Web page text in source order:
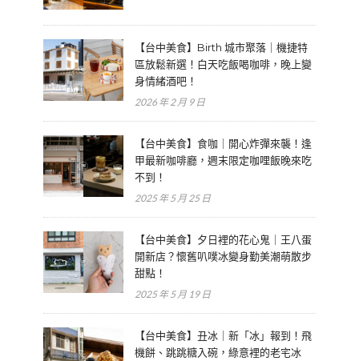
【台中美食】Birth 城市聚落｜機捷特
區放鬆新選！白天吃飯喝咖啡，晚上變
身情緒酒吧！
2026 年 2 月 9 日
【台中美食】食咖｜開心炸彈來襲！逢
甲最新咖啡廳，週末限定咖哩飯晚來吃
不到！
2025 年 5 月 25 日
【台中美食】夕日裡的花心鬼｜王八蛋
開新店？懷舊叭噗冰變身勤美潮萌散步
甜點！
2025 年 5 月 19 日
【台中美食】丑冰｜新「冰」報到！飛
機餅、跳跳糖入碗，綠意裡的老宅冰